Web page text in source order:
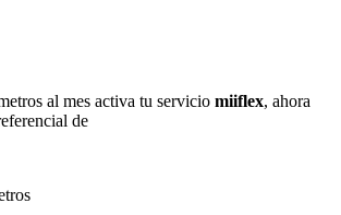
al mes activa tu servicio miiflex, ahora
de